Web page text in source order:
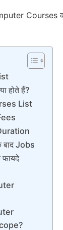
होते हैं?
List
Jobs